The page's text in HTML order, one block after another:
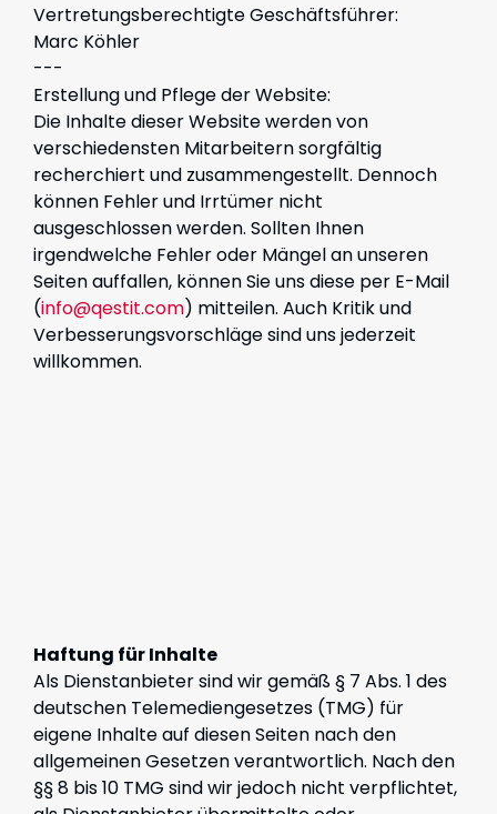
Vertretungsberechtigte Geschäftsführer:
Marc Köhler
---
Erstellung und Pflege der Website:
Die Inhalte dieser Website werden von
verschiedensten Mitarbeitern sorgfältig
recherchiert und zusammengestellt. Dennoch
können Fehler und Irrtümer nicht
ausgeschlossen werden. Sollten Ihnen
irgendwelche Fehler oder Mängel an unseren
Seiten auffallen, können Sie uns diese per E-Mail
(info@qestit.com) mitteilen. Auch Kritik und
Verbesserungsvorschläge sind uns jederzeit
willkommen.
Haftung für Inhalte
Als Dienstanbieter sind wir gemäß § 7 Abs. 1 des
deutschen Telemediengesetzes (TMG) für
eigene Inhalte auf diesen Seiten nach den
allgemeinen Gesetzen verantwortlich. Nach den
§§ 8 bis 10 TMG sind wir jedoch nicht verpflichtet,